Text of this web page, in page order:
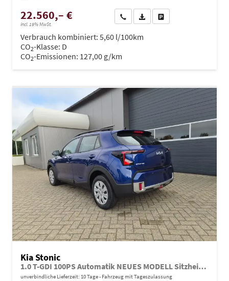
22.560,– €
incl. 19% MwSt.
Wir rufen Sie anPDF-Datei, Fahrzeugexposé
Verbrauch kombiniert: 5,60 l/100km
CO2-Klasse: D
CO2-Emissionen: 127,00 g/km
Kia Stonic
1.0 T-GDI 100PS Automatik NEUES MODELL Sitzheizung Lenkradheizung PDC v+h Rückf.Kamera Klima Bluetooth Touchscreen Apple CarPlay Android Auto Tempomat
unverbindliche Lieferzeit: 10 Tage Fahrzeug mit Tageszulassung